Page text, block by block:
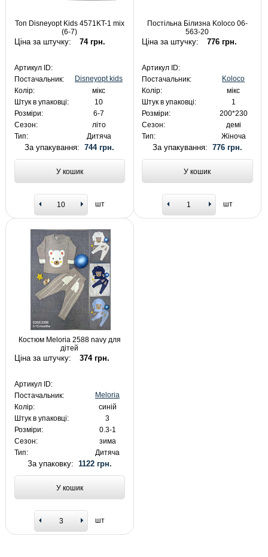
Топ Disneyopt Kids 4571KT-1 mix
(6-7)
Ціна за штучку: 74 грн.
Артикул ID:
Постачальник:
Disneyopt kids
Колір:
мікс
Штук в упаковці:
10
Розміри:
6-7
Сезон:
літо
Тип:
Дитяча
За упакування:744 грн.
У кошик
шт
Постільна Білизна Koloco 06-
563-20
Ціна за штучку: 776 грн.
Артикул ID:
Постачальник:
Koloco
Колір:
мікс
Штук в упаковці:
1
Розміри:
200*230
Сезон:
демі
Тип:
Жіноча
За упакування: 776 грн.
У кошик
шт
Костюм Meloria 2588 navy для
дітей
Ціна за штучку: 374 грн.
Артикул ID:
Постачальник:
Meloria
Колір:
синій
Штук в упаковці:
3
Розміри:
0.3-1
Сезон:
зима
Тип:
Дитяча
За упаковку: 1122 грн.
У кошик
шт